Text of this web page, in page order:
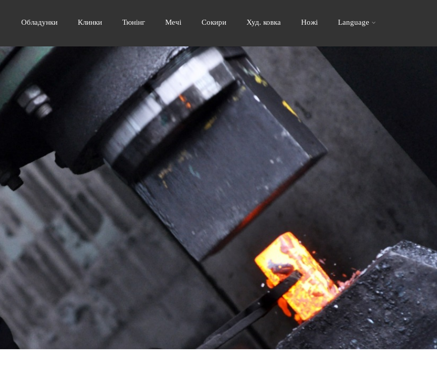
Обладунки Клинки Тюнінг Мечі Сокири Худ. ковка Ножі Language